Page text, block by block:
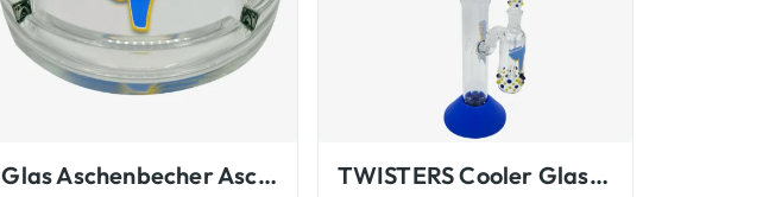
Glas Aschenbecher Aschenbecher TWISTERS Cooler Glasbongs